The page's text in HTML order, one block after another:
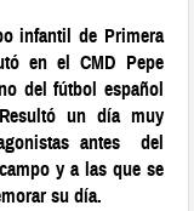
infantil de Primera
en el CMD Pepe
del fútbol español
un día muy
antes del
y a las que se
su día.